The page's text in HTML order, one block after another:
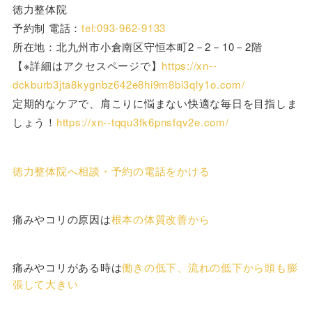
徳力整体院
予約制 電話：tel:093-962-9133
所在地：北九州市小倉南区守恒本町2－2－10－2階
【※詳細はアクセスページで】 https://xn--
dckburb3jta8kygnbz642e8hi9m8bi3qly1o.com/
定期的なケアで、肩こりに悩まない快適な毎日を目指しま
しょう！ https://xn--tqqu3fk6pnsfqv2e.com/
徳力整体院へ相談・予約の電話をかける
痛みやコリの原因は根本の体質改善から
痛みやコリがある時は働きの低下、流れの低下から頭も膨
張して大きい